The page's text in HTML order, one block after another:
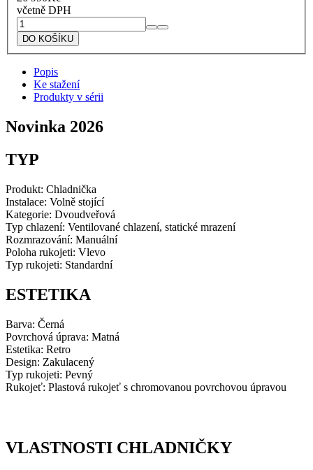
včetně DPH
Lofra
Kombinovaná
chladnička
mrazničkou
nahoře
černá
množství
DO KOŠÍKU
Popis
Ke stažení
Produkty v sérii
Novinka 2026
TYP
Produkt: Chladnička
Instalace: Volně stojící
Kategorie: Dvoudveřová
Typ chlazení: Ventilované chlazení, statické mrazení
Rozmrazování: Manuální
Poloha rukojeti: Vlevo
Typ rukojeti: Standardní
ESTETIKA
Barva: Černá
Povrchová úprava: Matná
Estetika: Retro
Design: Zakulacený
Typ rukojeti: Pevný
Rukojeť: Plastová rukojeť s chromovanou povrchovou úpravou
VLASTNOSTI CHLADNIČKY